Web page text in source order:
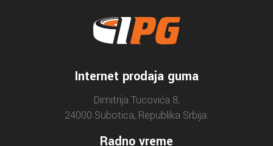
Internet prodaja guma
Dimitrija Tucovića 8,
24000 Subotica, Republika Srbija.
Radno vreme